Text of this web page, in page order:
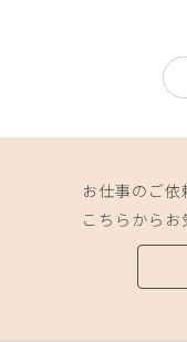
お仕事のご依
こちらからお